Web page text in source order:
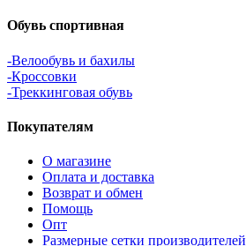
Обувь спортивная
-Велообувь и бахилы
-Кроссовки
-Треккинговая обувь
Покупателям
О магазине
Оплата и доставка
Возврат и обмен
Помощь
Опт
Размерные сетки производителей